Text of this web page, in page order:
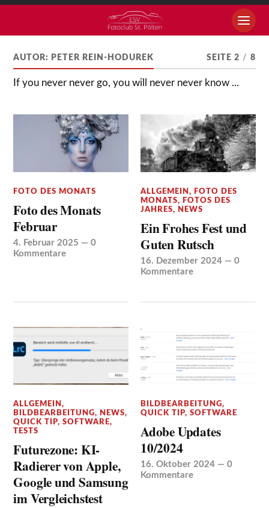
AUTOR: PETER REIN-HODUREK SEITE 2 / 8
If you never never go, you will never never know ...
FOTO DES MONATS
Foto des Monats
Februar
4. Februar 2025 —0
Kommentare
ALLGEMEIN,
FOTO DES
MONATS,
FOTOS DES
JAHRES, NEWS
Ein Frohes Fest und
Guten Rutsch
16. Dezember 2024 —0
Kommentare
ALLGEMEIN,
BILDBEARBEITUNG, NEWS,
QUICK TIP,SOFTWARE,
TESTS
Futurezone: KI-
Radierer von Apple,
Google und Samsung
im Vergleichstest
BILDBEARBEITUNG,
QUICK TIP,SOFTWARE
Adobe Updates
10/2024
16. Oktober 2024 —0
Kommentare